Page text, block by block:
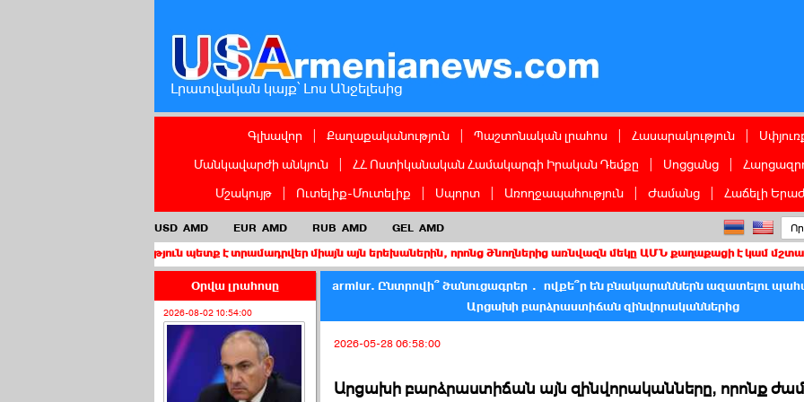
Լրատվական կայք՝ Լոս Անջելեսից
Գլխավոր Քաղաքականություն Պաշտոնական լրահոս Հասարակություն
Մանկավարժի անկյուն
ՀՀ Ոստիկանական Համակարգի Իրական Դեմքը Սոցցանց
Մշակույթ
Ուտելիք-Մուտելիք Սպորտ Առողջապահություն Ժամանց Հաճելի
USD AMD EUR AMD RUB AMD GEL AMD
պետք է տրամադրվեր միայն այն երեխաներին, որոնց ծնողներից առնվազն մեկը ԱՄՆ քաղաքացի է կամ մշտական բնակիչ
Օրվա լրահոսը
2026-08-02 10:54:00
armlur. Ընտրովի՞ ծանուցագրեր․ ովքե՞ր են բնակարաններն ազատելու
Արցախի բարձրաստիճան զինվորականներից
2026-05-28 06:58:00
Արցախի բարձրաստիճան այն զինվորականները, որոնք